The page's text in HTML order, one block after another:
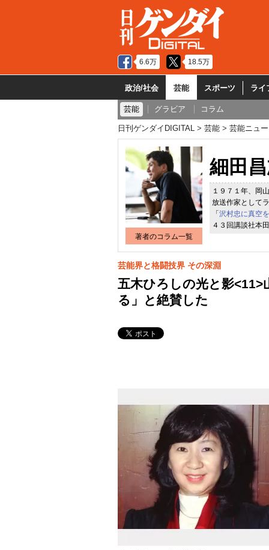
6.6万 18.5万
政治/社会 芸能 スポーツ ライ
芸能 グラビア コラム
日刊ゲンダイDIGITAL 芸能 芸能ニュ
著者のコラム一覧
細田
１９７１年、岡
放送作家として
「 沢村忠に真空
４３回講談社本
芸能界と格闘技界 その深淵
五木ひろしの光と影<11>
る」と絶賛した